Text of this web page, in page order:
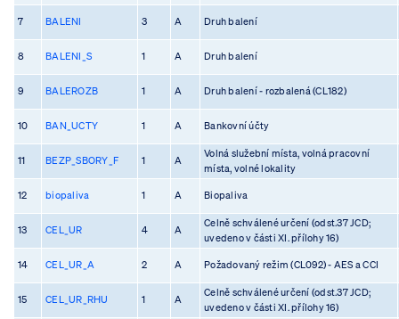
7 BALENI 3 A Druh balení
8 BALENI_S 1 A Druh balení
9 BALEROZB 1 A Druh balení - rozbalená (CL182)
10 BAN_UCTY 1 A Bankovní účty
11 BEZP_SBORY_F 1 A
Volná služební místa, volná pracovní
místa, volné lokality
12 biopaliva 1 A Biopaliva
13 CEL_UR 4 A
Celně schválené určení (odst.37 JCD;
uvedeno v části XI. přílohy 16)
14 CEL_UR_A 2 A Požadovaný režim (CL092) - AES a CCI
15 CEL_UR_RHU 1 A
Celně schválené určení (odst.37 JCD;
uvedeno v části XI. přílohy 16)